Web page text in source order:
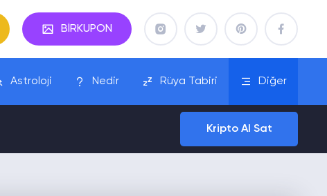
BİRKUPON
Astroloji Nedir Rüya Tabiri Diğer
Kripto Al Sat